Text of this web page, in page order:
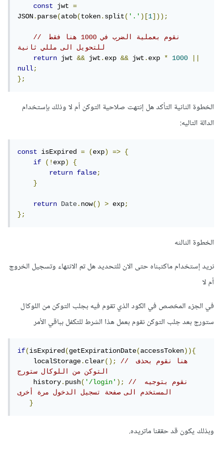
const jwt =
JSON.parse(atob(token.split('.')[1]));
// نقوم بعملية الضرب في 1000 هنا فقط
للتحويل الى مللي ثانية
return jwt && jwt.exp && jwt.exp * 1000
null;
};
الخطوة الثانية التأكد هل إنتهت صلاحية التوكن أم لا وذلك بإستخدام
الدالة التاليه:
const isExpired = (exp) =>
{
if
(!exp)
{
return
false;
}
return Date.now() > exp;
};
الخطوة الثالثه
نريد إستخدام ماكتبناه حتى الان للتحديد هل تم الانتهاء وتسجيل الخروج
أم لا
في الجزء المخصص في الكود الذي تقوم فيه بجلب التوكن من اللوكال
ستورج بعد جلب التوكن نقوم بعمل هذا الشرط للتكفل بباقي الأمر
if(isExpired(getExpirationDate(accessToken)){
    localStorage
.clear();
// هنا نقوم بحذف
التوكن من اللوكال ستورج
    history
.push('/login');
// نقوم بتوجيه
المستخدم الى صفحة تسجيل الدخول مرة أخرى
}
وبذلك يكون قد حققنا ماتريده.